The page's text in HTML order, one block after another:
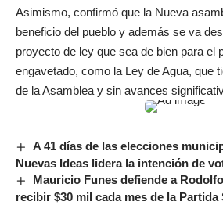
Asimismo, confirmó que la Nueva
beneficio del pueblo y además se va
proyecto de ley que sea de bien para el
engavetado, como la Ley de Agua, que
de la Asamblea y sin avances
A 41 días de las elecciones
Nuevas Ideas lidera la intención de
Mauricio Funes defiende a
recibir $30 mil cada mes de la Partida